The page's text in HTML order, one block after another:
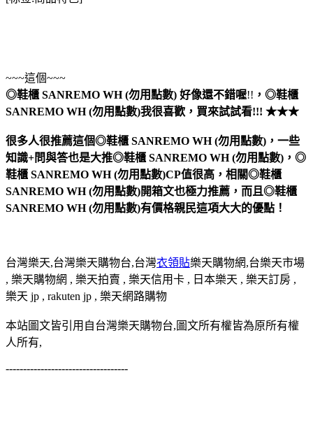
~~~這個~~~
◎鞋櫃 SANREMO WH (勿用點數) 好像還不錯喔!! ， ◎鞋櫃
SANREMO WH (勿用點數)我很喜歡，買來試試看!!! ★★★
很多人很推薦這個◎鞋櫃 SANREMO WH (勿用點數)，一些
知識+問與答也是大推◎鞋櫃 SANREMO WH (勿用點數)，◎
鞋櫃 SANREMO WH (勿用點數)CP值很高，相關◎鞋櫃
SANREMO WH (勿用點數)開箱文也極力推薦，而且◎鞋櫃
SANREMO WH (勿用點數)有價格親民這項大大的優點！
台灣樂天,台灣樂天購物台,台灣衣領貼樂天購物網,台樂天市場
, 樂天購物網 , 樂天拍賣 , 樂天信用卡 , 日本樂天 , 樂天訂房 ,
樂天 jp , rakuten jp , 樂天網路購物
本站圖文皆引用自台灣樂天購物台,圖文所有權皆為原所有權
人所有,
-----------------------------------